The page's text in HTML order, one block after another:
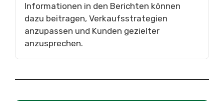
Informationen in den Berichten können
dazu beitragen, Verkaufsstrategien
anzupassen und Kunden gezielter
anzusprechen.